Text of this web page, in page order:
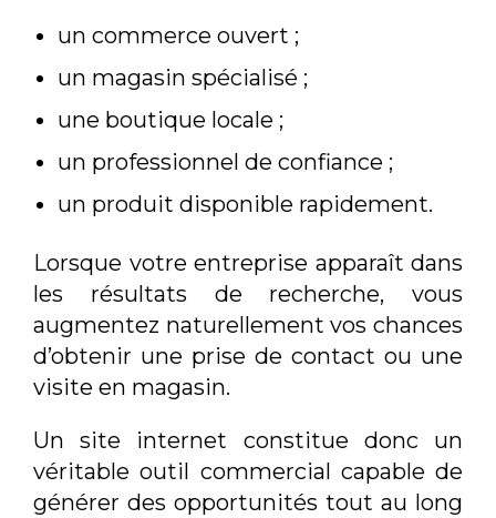
un commerce ouvert ;
un magasin spécialisé ;
une boutique locale ;
un professionnel de confiance ;
un produit disponible rapidement.
Lorsque votre entreprise apparaît dans
les résultats de recherche, vous
augmentez naturellement vos chances
d’obtenir une prise de contact ou une
visite en magasin.
Un site internet constitue donc un
véritable outil commercial capable de
générer des opportunités tout au long